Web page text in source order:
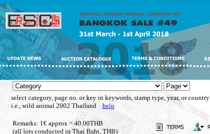
select category, page no. or key in keywords, stamp type, year, or country
i.e., wild animal 2002 Thailand help
Remarks: 1€ approx = 40.00THB
(all lots conducted in Thai Baht, THB)